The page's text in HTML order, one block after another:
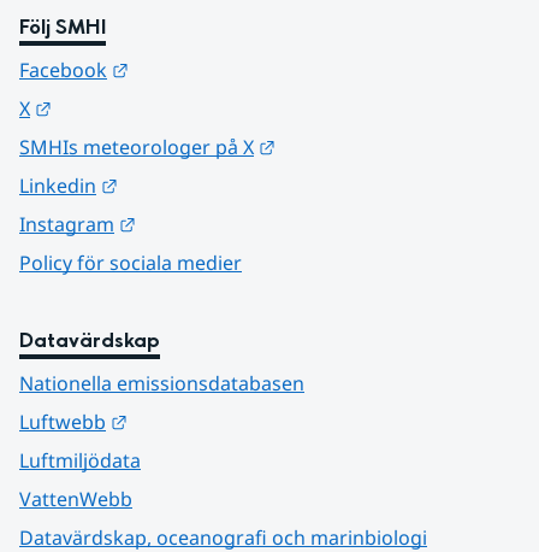
Följ SMHI
Facebook
X
SMHIs meteorologer på X
Linkedin
Instagram
Policy för sociala medier
Datavärdskap
Nationella emissionsdatabasen
Luftwebb
Luftmiljödata
VattenWebb
Datavärdskap, oceanografi och marinbiologi